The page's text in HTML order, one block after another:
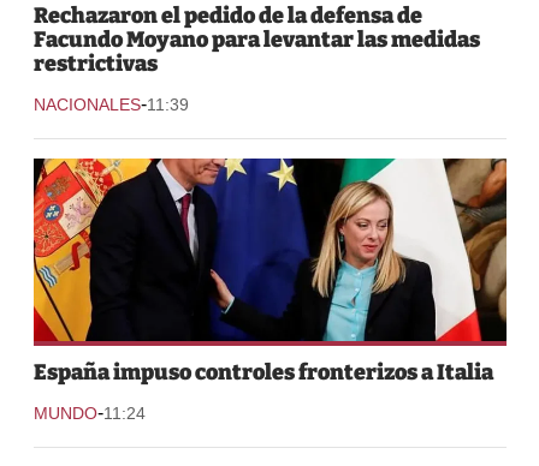
Rechazaron el pedido de la defensa de
Facundo Moyano para levantar las medidas
restrictivas
NACIONALES-11:39
España impuso controles fronterizos a Italia
MUNDO-11:24